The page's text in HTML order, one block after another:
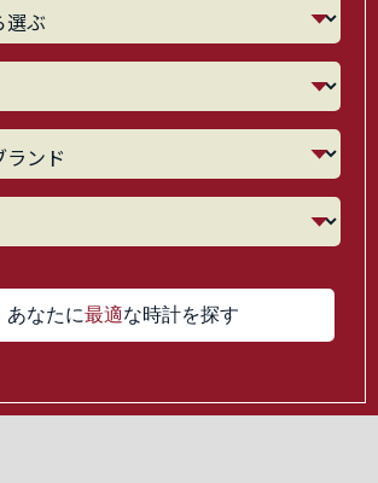
あなたに最適な時計を探す